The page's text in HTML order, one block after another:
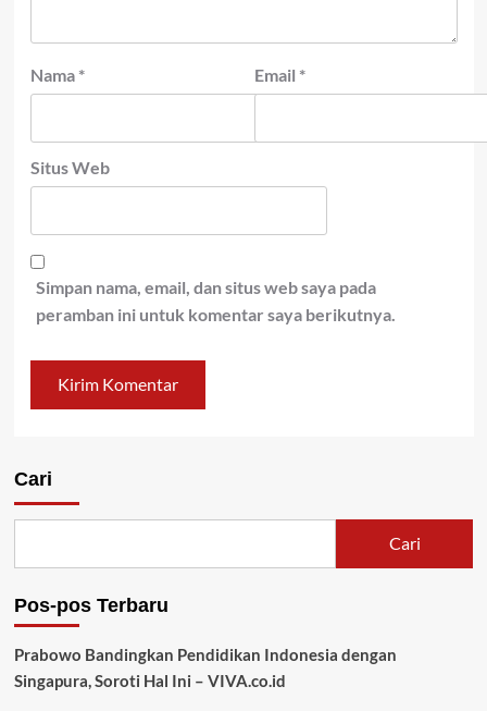
Nama * Email *
Situs Web
Simpan nama, email, dan situs web saya pada
peramban ini untuk komentar saya berikutnya.
Cari
Cari
Pos-pos Terbaru
Prabowo Bandingkan Pendidikan Indonesia dengan
Singapura, Soroti Hal Ini – VIVA.co.id